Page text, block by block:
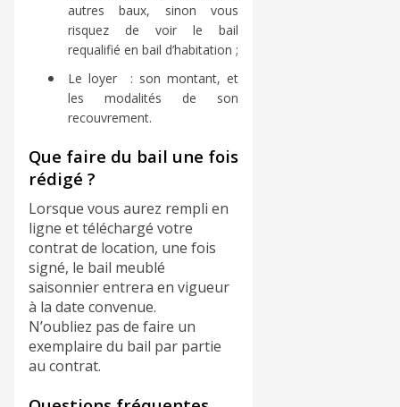
autres baux, sinon vous
risquez de voir le bail
requalifié en bail d’habitation ;
​Le loyer : son montant, et
les modalités de son
recouvrement.
Que faire du bail une fois
rédigé ?
Lorsque vous aurez rempli en
ligne et téléchargé votre
contrat de location, une fois
signé, le bail meublé
saisonnier entrera en vigueur
à la date convenue.
N’oubliez pas de faire un
exemplaire du bail par partie
au contrat.